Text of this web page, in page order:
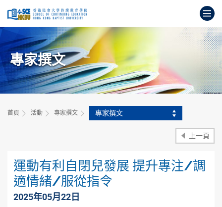
要
內
容
打
開
始
主
要
內
容
專家撰文
首頁 活動 專家撰文 專家撰文
上一頁
運動有利自閉兒發展 提升專注/調
適情緒/服從指令
2025年05月22日